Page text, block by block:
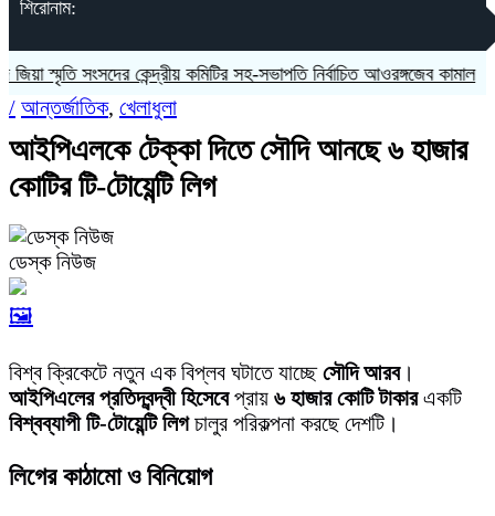
শিরোনাম:
স্মৃতি সংসদের কেন্দ্রীয় কমিটির সহ-সভাপতি নির্বাচিত আওরঙ্গজেব কামাল
/ আন্তর্জাতিক, খেলাধুলা
আইপিএলকে টেক্কা দিতে সৌদি আনছে ৬ হাজার
কোটির টি-টোয়েন্টি লিগ
ডেস্ক নিউজ
🖼️
বিশ্ব ক্রিকেটে নতুন এক বিপ্লব ঘটাতে যাচ্ছেসৌদি আরব।
আইপিএলের প্রতিদ্বন্দ্বী হিসেবেপ্রায় ৬ হাজার কোটি টাকারএকটি
বিশ্বব্যাপী টি-টোয়েন্টি লিগচালুর পরিকল্পনা করছে দেশটি।
লিগের কাঠামো ও বিনিয়োগ